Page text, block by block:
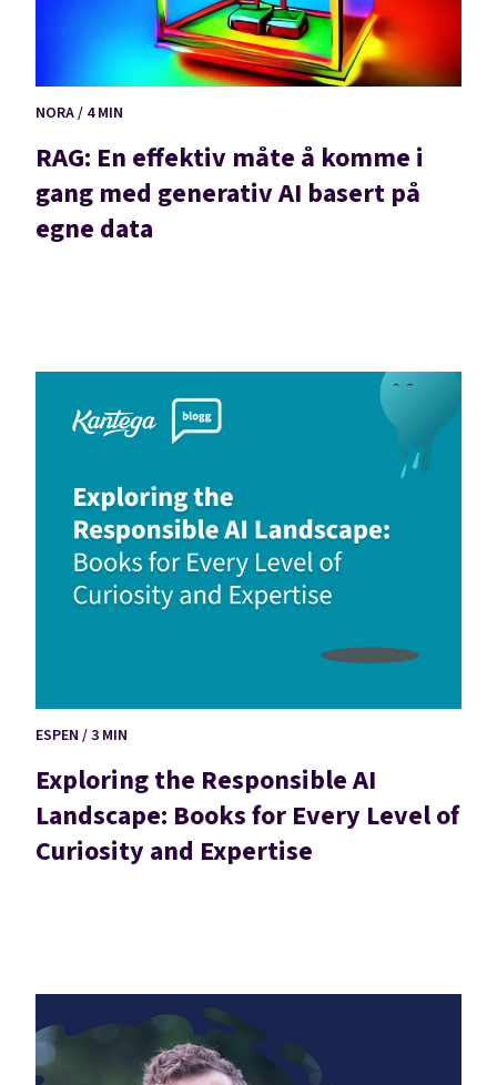
NORA / 4 MIN
RAG: En effektiv måte å komme i
gang med generativ AI basert på
egne data
ESPEN / 3 MIN
Exploring the Responsible AI
Landscape: Books for Every Level of
Curiosity and Expertise